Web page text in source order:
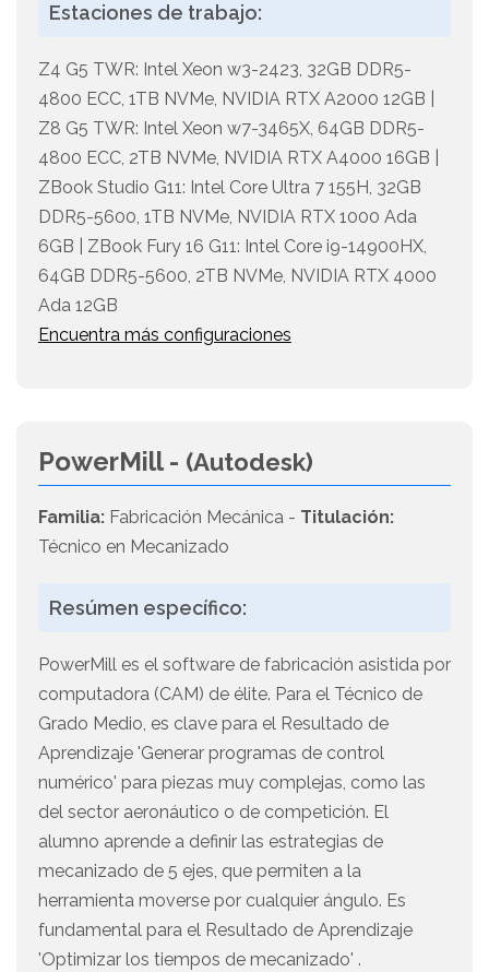
Estaciones de trabajo:
Z4 G5 TWR: Intel Xeon w3-2423, 32GB DDR5-
4800 ECC, 1TB NVMe, NVIDIA RTX A2000 12GB |
Z8 G5 TWR: Intel Xeon w7-3465X, 64GB DDR5-
4800 ECC, 2TB NVMe, NVIDIA RTX A4000 16GB |
ZBook Studio G11: Intel Core Ultra 7 155H, 32GB
DDR5-5600, 1TB NVMe, NVIDIA RTX 1000 Ada
6GB | ZBook Fury 16 G11: Intel Core i9-14900HX,
64GB DDR5-5600, 2TB NVMe, NVIDIA RTX 4000
Ada 12GB
Encuentra más configuraciones
PowerMill - (Autodesk)
Familia: Fabricación Mecánica - Titulación:
Técnico en Mecanizado
Resúmen específico:
PowerMill es el software de fabricación asistida por
computadora (CAM) de élite. Para el Técnico de
Grado Medio, es clave para el Resultado de
Aprendizaje 'Generar programas de control
numérico' para piezas muy complejas, como las
del sector aeronáutico o de competición. El
alumno aprende a definir las estrategias de
mecanizado de 5 ejes, que permiten a la
herramienta moverse por cualquier ángulo. Es
fundamental para el Resultado de Aprendizaje
'Optimizar los tiempos de mecanizado' .